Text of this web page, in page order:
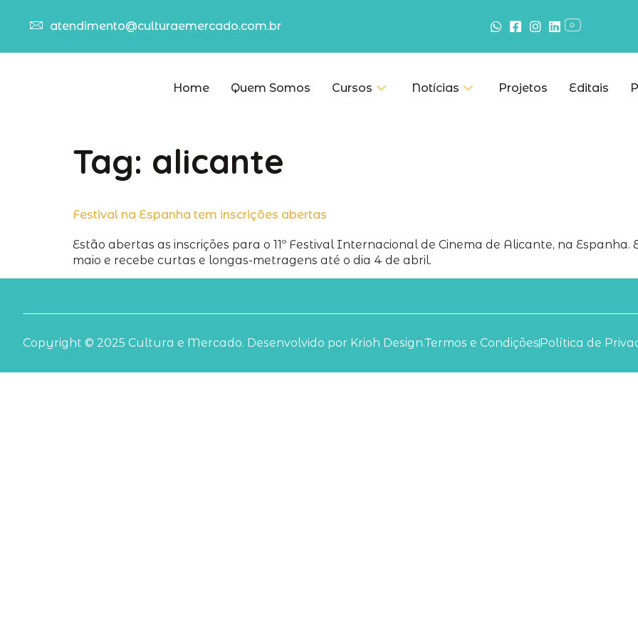
atendimento@culturaemercado.com.br
Home Quem Somos Cursos Notícias Projetos Editais
Tag: alicante
Festival na Espanha tem inscrições abertas
Estão abertas as inscrições para o 11º Festival Internacional de Cinema de Alicante, na Espanha.
maio e recebe curtas e longas-metragens até o dia 4 de abril.
Copyright © 2025 Cultura e Mercado. Desenvolvido por Krioh Design.Termos e Condições Política de